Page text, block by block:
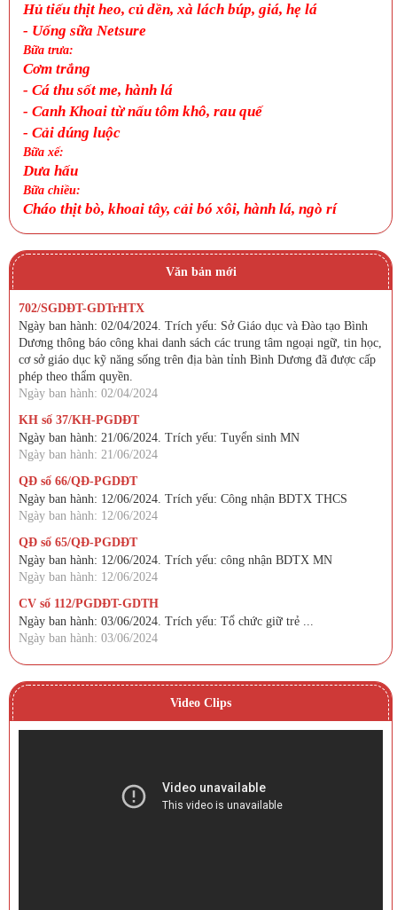
Hủ tiếu thịt heo, củ dền, xà lách búp, giá, hẹ lá
- Uống sữa Netsure
Bữa trưa:
Cơm trắng
- Cá thu sốt me, hành lá
- Canh Khoai từ nấu tôm khô, rau quế
- Cải dúng luộc
Bữa xế:
Dưa hấu
Bữa chiều:
Cháo thịt bò, khoai tây, cải bó xôi, hành lá, ngò rí
Văn bản mới
702/SGDĐT-GDTrHTX
Ngày ban hành: 02/04/2024. Trích yếu: Sở Giáo dục và Đào tạo Bình
Dương thông báo công khai danh sách các trung tâm ngoại ngữ, tin học,
cơ sở giáo dục kỹ năng sống trên địa bàn tỉnh Bình Dương đã được cấp
phép theo thẩm quyền.
Ngày ban hành: 02/04/2024
KH số 37/KH-PGDĐT
Ngày ban hành: 21/06/2024. Trích yếu: Tuyển sinh MN
Ngày ban hành: 21/06/2024
QĐ số 66/QĐ-PGDĐT
Ngày ban hành: 12/06/2024. Trích yếu: Công nhận BDTX THCS
Ngày ban hành: 12/06/2024
QĐ số 65/QĐ-PGDĐT
Ngày ban hành: 12/06/2024. Trích yếu: công nhận BDTX MN
Ngày ban hành: 12/06/2024
CV số 112/PGDĐT-GDTH
Ngày ban hành: 03/06/2024. Trích yếu: Tổ chức giữ trẻ ...
Ngày ban hành: 03/06/2024
Video Clips